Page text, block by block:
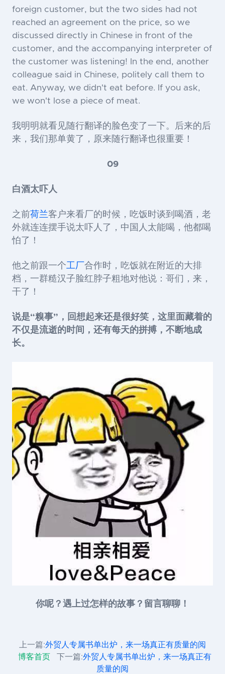
foreign customer, but the two sides had not
reached an agreement on the price, so we
discussed directly in Chinese in front of the
customer, and the accompanying interpreter of
the customer was listening! In the end, another
colleague said in Chinese, politely call them to
eat. Anyway, we didn't eat before. If you ask,
we won't lose a piece of meat.
我明明就看见随行翻译的脸色变了一下。后来的后
来，我们那单黄了，原来随行翻译也很重要！
09
白酒太吓人
之前荷兰客户来看厂的时候，吃饭时谈到喝酒，老
外就连连摆手说太吓人了，中国人太能喝，他都喝
怕了！
他之前跟一个工厂 合作时，吃饭就在附近的大排
档，一群糙汉子脸红脖子粗地对他说：哥们，来，
干了！
说是“糗事”，回想起来还是很好笑，这里面藏着的
不仅是流逝的时间，还有每天的拼搏，不断地成
长。
你呢？遇上过怎样的故事？留言聊聊！
上一篇:外贸人专属书单出炉，来一场真正有质量的阅
博客首页
下一篇:外贸人专属书单出炉，来一场真正有
质量的阅